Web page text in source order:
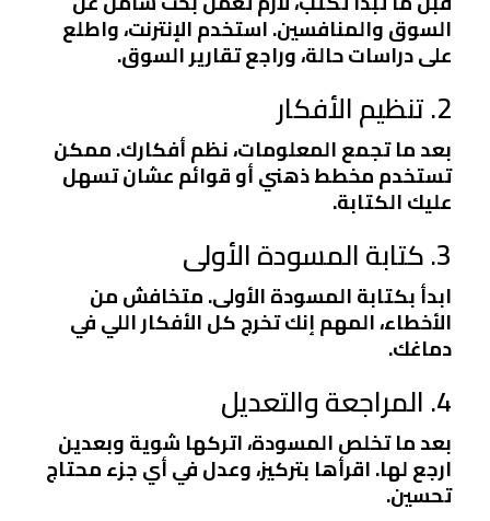
السوق والمنافسين. استخدم الإنترنت، واطلع
على دراسات حالة، وراجع تقارير السوق.
2. تنظيم الأفكار
بعد ما تجمع المعلومات، نظم أفكارك. ممكن
تستخدم مخطط ذهني أو قوائم عشان تسهل
عليك الكتابة.
3. كتابة المسودة الأولى
ابدأ بكتابة المسودة الأولى. متخافش من
الأخطاء، المهم إنك تخرج كل الأفكار اللي في
دماغك.
4. المراجعة والتعديل
بعد ما تخلص المسودة، اتركها شوية وبعدين
ارجع لها. اقرأها بتركيز، وعدل في أي جزء محتاج
تحسين.